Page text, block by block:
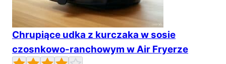
Chrupiące udka z kurczaka w sosie
czosnkowo-ranchowym w Air Fryerze